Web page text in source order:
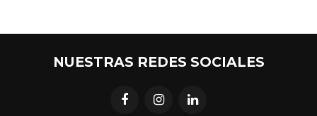
NUESTRAS REDES SOCIALES